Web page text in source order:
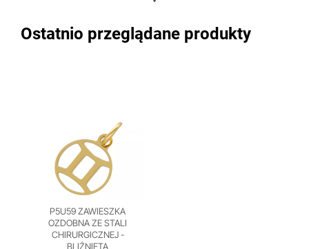
Ostatnio przeglądane produkty
P5U59 ZAWIESZKA
OZDOBNA ZE STALI
CHIRURGICZNEJ -
BLIŹNIĘTA